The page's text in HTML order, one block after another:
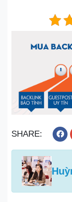
SHARE: